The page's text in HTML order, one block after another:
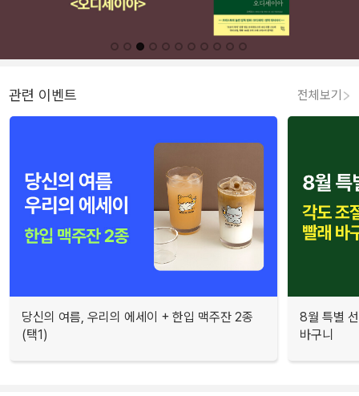
관련 이벤트 전체보기
당신의 여름, 우리의 에세이 + 한입 맥주잔 2종
(택1)
8월 특별
바구니